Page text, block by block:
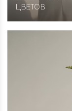
ЦВЕТОВ